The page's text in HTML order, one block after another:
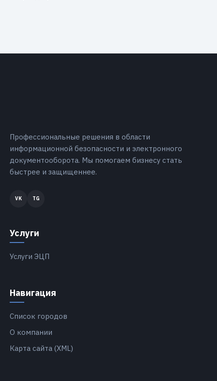
Профессиональные решения в области
информационной безопасности и электронного
документооборота. Мы помогаем бизнесу стать
быстрее и защищеннее.
Услуги
Услуги ЭЦП
Навигация
Список городов
О компании
Карта сайта (XML)